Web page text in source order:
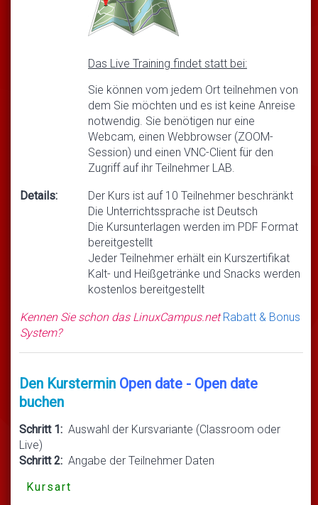
Das Live Training findet statt bei:
Sie können vom jedem Ort teilnehmen von
dem Sie möchten und es ist keine Anreise
notwendig. Sie benötigen nur eine
Webcam, einen Webbrowser (ZOOM-
Session) und einen VNC-Client für den
Zugriff auf ihr Teilnehmer LAB.
Details:
Der Kurs ist auf 10 Teilnehmer beschränkt
Die Unterrichtssprache ist Deutsch
Die Kursunterlagen werden im PDF Format
bereitgestellt
Jeder Teilnehmer erhält ein Kurszertifikat
Kalt- und Heißgetränke und Snacks werden
kostenlos bereitgestellt
Kennen Sie schon das LinuxCampus.netRabatt & Bonus
System?
Den Kurstermin Open date - Open date
buchen
Schritt 1: Auswahl der Kursvariante (Classroom oder
Live)
Schritt 2: Angabe der Teilnehmer Daten
Kursart